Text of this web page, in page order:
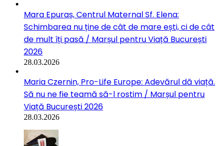
Mara Epuraș, Centrul Maternal Sf. Elena:
Schimbarea nu ține de cât de mare ești, ci de cât
de mult îți pasă / Marșul pentru Viață București
2026
28.03.2026
Maria Czernin, Pro-Life Europe: Adevărul dă viață.
Să nu ne fie teamă să-l rostim / Marșul pentru
Viață București 2026
28.03.2026